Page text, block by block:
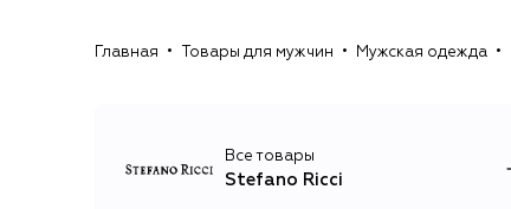
Главная Товары для мужчин Мужская одежда
Все товары
Stefano Ricci